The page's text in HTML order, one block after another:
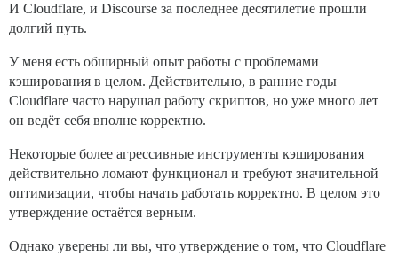
И Cloudflare, и Discourse за последнее десятилетие прошли
долгий путь.
У меня есть обширный опыт работы с проблемами
кэширования в целом. Действительно, в ранние годы
Cloudflare часто нарушал работу скриптов, но уже много лет
он ведёт себя вполне корректно.
Некоторые более агрессивные инструменты кэширования
действительно ломают функционал и требуют значительной
оптимизации, чтобы начать работать корректно. В целом это
утверждение остаётся верным.
Однако уверены ли вы, что утверждение о том, что Cloudflare